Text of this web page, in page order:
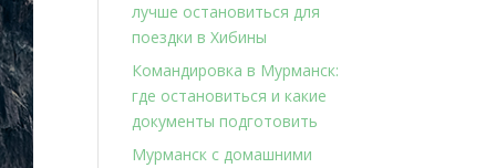
лучше остановиться для
поездки в Хибины
Командировка в Мурманск:
где остановиться и какие
документы подготовить
Мурманск с домашними